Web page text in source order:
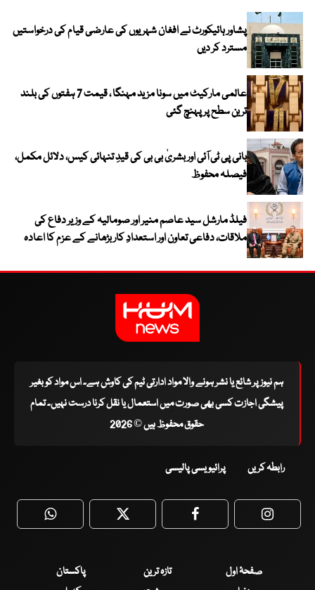
پشاور ہائیکورٹ نے افغان شہریوں کی عارضی قیام کی درخواستیں
مسترد کر دیں
عالمی مارکیٹ میں سونا مزید مہنگا ، قیمت 7 ہفتوں کی بلند
ترین سطح پر پہنچ گئی
بانی پی ٹی آئی اور بشریٰ بی بی کی قیدِ تنہائی کیس، دلائل مکمل،
فیصلہ محفوظ
فیلڈ مارشل سید عاصم منیر اور صومالیہ کے وزیر دفاع کی
ملاقات، دفاعی تعاون اور استعدادِ کار بڑھانے کے عزم کا اعادہ
ہم نیوز پر شائع یا نشر ہونے والا مواد ادارتی ٹیم کی کاوش ہے۔ اس مواد کو بغیر
پیشگی اجازت کسی بھی صورت میں استعمال یا نقل کرنا درست نہیں۔ تمام
حقوق محفوظ ہیں © 2026
رابطہ کریں پرائیویسی پالیسی
WhatsApp Twitter Facebook
صفحۂ اول تازہ ترین
پاکستان